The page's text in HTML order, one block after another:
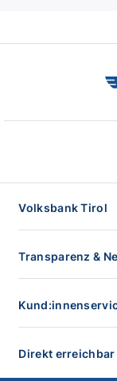
Volksbank Tirol
Transparenz &
Direkt erreichbar